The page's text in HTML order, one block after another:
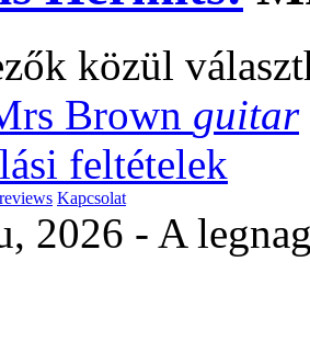
közül
Brown guitar
feltételek
Kapcsolat
2026 - A